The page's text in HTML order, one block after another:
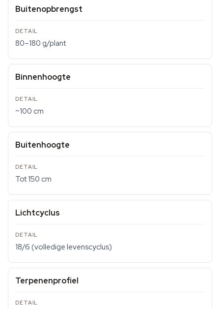
Buitenopbrengst
80–180 g/plant
Binnenhoogte
~100 cm
Buitenhoogte
Tot 150 cm
Lichtcyclus
18/6 (volledige levenscyclus)
Terpenenprofiel